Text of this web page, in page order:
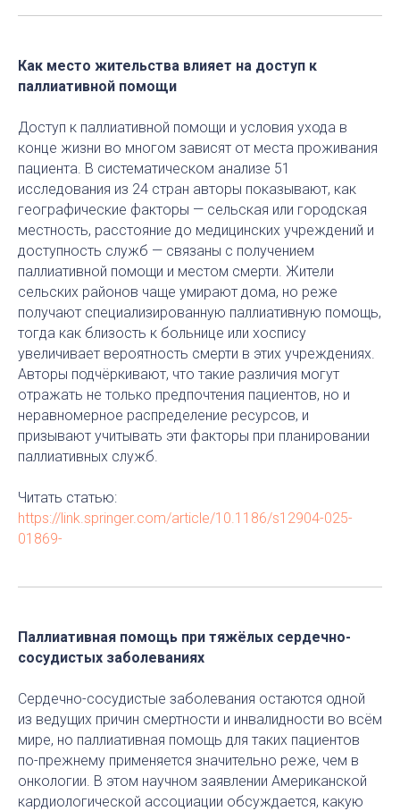
Как место жительства влияет на доступ к
паллиативной помощи
Доступ к паллиативной помощи и условия ухода в
конце жизни во многом зависят от места проживания
пациента. В систематическом анализе 51
исследования из 24 стран авторы показывают, как
географические факторы — сельская или городская
местность, расстояние до медицинских учреждений и
доступность служб — связаны с получением
паллиативной помощи и местом смерти. Жители
сельских районов чаще умирают дома, но реже
получают специализированную паллиативную помощь,
тогда как близость к больнице или хоспису
увеличивает вероятность смерти в этих учреждениях.
Авторы подчёркивают, что такие различия могут
отражать не только предпочтения пациентов, но и
неравномерное распределение ресурсов, и
призывают учитывать эти факторы при планировании
паллиативных служб.
Читать статью:
https://link.springer.com/article/10.1186/s12904-025-
01869-
Паллиативная помощь при тяжёлых сердечно-
сосудистых заболеваниях
Сердечно-сосудистые заболевания остаются одной
из ведущих причин смертности и инвалидности во всём
мире, но паллиативная помощь для таких пациентов
по-прежнему применяется значительно реже, чем в
онкологии. В этом научном заявлении Американской
кардиологической ассоциации обсуждается, какую